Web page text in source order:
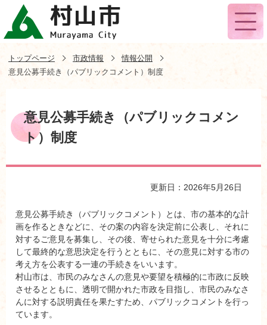
トップページ 市政情報
情報公開
意見公募手続き（パブリックコメント）制度
意見公募手続き（パブリックコメン
ト）制度
更新日：2026年5月26日
意見公募手続き（パブリックコメント）とは、市の基本的な計
画を作るときなどに、その案の内容を決定前に公表し、それに
対するご意見を募集し、その後、寄せられた意見を十分に考慮
して最終的な意思決定を行うとともに、その意見に対する市の
考え方を公表する一連の手続きをいいます。
村山市は、市民のみなさんの意見や要望を積極的に市政に反映
させるとともに、透明で開かれた市政を目指し、市民のみなさ
んに対する説明責任を果たすため、パブリックコメントを行っ
ています。